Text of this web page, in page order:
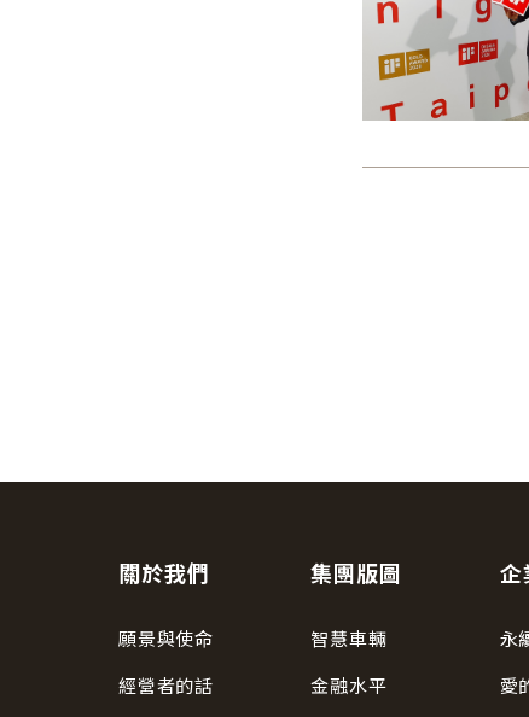
關於我們
願景與使命
經營者的話
集團版圖
智慧車輛
金融水平
企
永
愛